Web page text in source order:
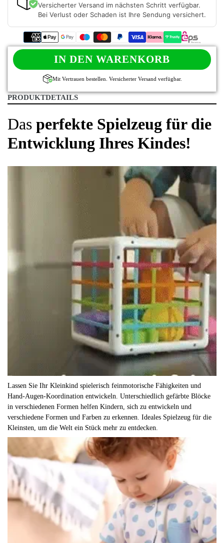
Versicherter Versand im nächsten Schritt verfügbar.
Bei Verlust oder Schaden ist Ihre Sendung versichert.
IN DEN WARENKORB
Mit Vertrauen bestellen. Versicherter Versand verfügbar.
PRODUKTDETAILS
Das perfekte Spielzeug für die
Entwicklung Ihres Kindes!
Lassen Sie Ihr Kleinkind spielerisch feinmotorische Fähigkeiten und
Hand-Augen-Koordination entwickeln. Unterschiedlich gefärbte Blöcke
in verschiedenen Formen helfen Kindern, sich zu entwickeln und
verschiedene Formen und Farben zu erkennen. Ideales Spielzeug für die
Kleinsten, um die Welt ein Stück mehr zu entdecken.